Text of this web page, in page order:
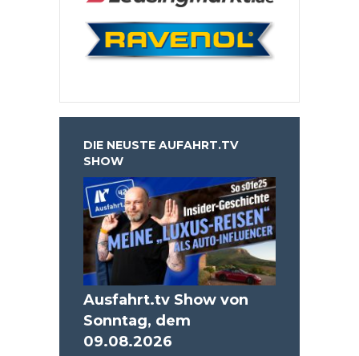
DIE NEUSTE AUFAHRT.TV
SHOW
Ausfahrt.tv Show von
Sonntag, dem
09.08.2026